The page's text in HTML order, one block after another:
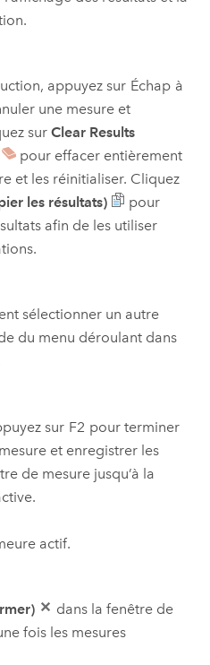
appuyez sur Échap à
une mesure et
sur Clear Results
pour effacer entièrement
et les réinitialiser. Cliquez
les résultats)
pour
afin de les utiliser
sélectionner un autre
du menu déroulant dans
sur F2 pour terminer
et enregistrer les
de mesure jusqu’à la
actif.
dans la fenêtre de
fois les mesures